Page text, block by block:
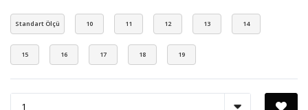
Standart Ölçü 10 11 12 13 14
15 16 17 18 19